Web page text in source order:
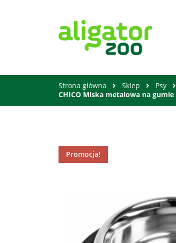
Strona główna Sklep Psy
CHICO Miska metalowa na gumie
Promocja!